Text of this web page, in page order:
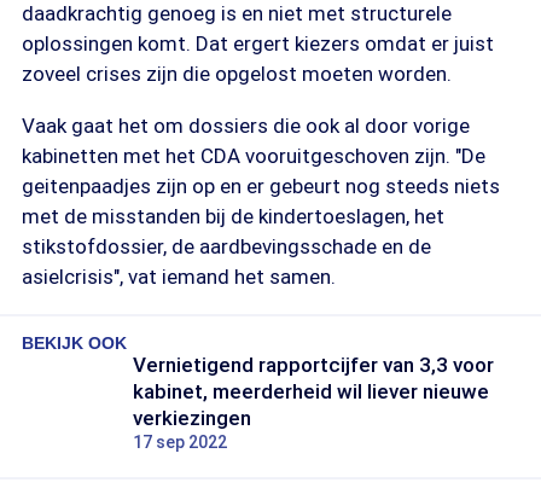
daadkrachtig genoeg is en niet met structurele
oplossingen komt. Dat ergert kiezers omdat er juist
zoveel crises zijn die opgelost moeten worden.
Vaak gaat het om dossiers die ook al door vorige
kabinetten met het CDA vooruitgeschoven zijn. "De
geitenpaadjes zijn op en er gebeurt nog steeds niets
met de misstanden bij de kindertoeslagen, het
stikstofdossier, de aardbevingsschade en de
asielcrisis", vat iemand het samen.
BEKIJK OOK
Vernietigend rapportcijfer van 3,3 voor
kabinet, meerderheid wil liever nieuwe
verkiezingen
17 sep 2022